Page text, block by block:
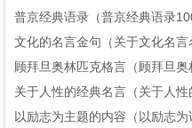
普京经典语录（普京经典语录
文化的名言金句（关于文化名言
顾拜旦奥林匹克格言（顾拜旦奥
关于人性的经典名言（关于人性
以励志为主题的内容（以励志为